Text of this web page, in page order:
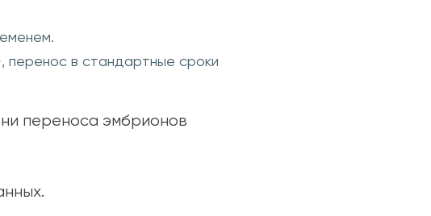
перенос в стандартные сроки
переноса эмбрионов